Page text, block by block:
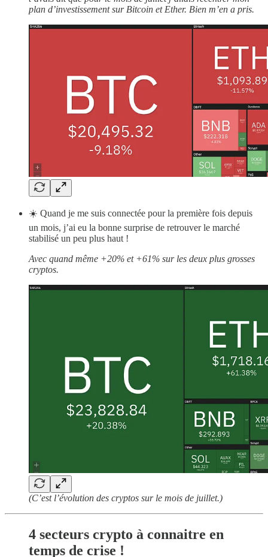
plan d’investissement sur Bitcoin et Ether. Bien m’en a pris.
☀️ Quand je me suis connectée pour la première fois depuis
un mois, j’ai eu la bonne surprise de retrouver le marché
stabilisé un peu plus haut !
Avec quand même +20% et +61% sur les deux plus grosses
cryptos.
(C’est l’évolution des cryptos sur le mois de juillet.)
4 secteurs crypto à connaitre en
temps de crise !